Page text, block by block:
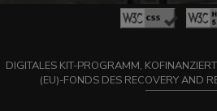
DIGITALES KIT-PROGRAMM,
(EU)-FONDS DES RECOVERY AND